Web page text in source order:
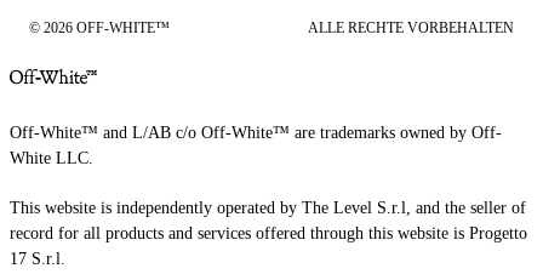
© 2026 OFF-WHITE™ ALLE RECHTE VORBEHALTEN
Off-White™ and L/AB c/o Off-White™ are trademarks owned by Off-
White LLC.
This website is independently operated by The Level S.r.l, and the seller of
record for all products and services offered through this website is Progetto
17 S.r.l.